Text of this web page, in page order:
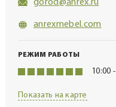
gorod@anrex.ru
anrexmebel.com
РЕЖИМ РАБОТЫ
10:00
Показать на карте